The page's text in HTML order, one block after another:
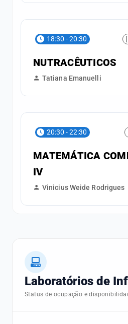
18:30 - 20:30
NUTRACÊUTICOS
Tatiana Emanuelli
20:30 - 22:30
MATEMÁTICA
IV
Vinicius Weide Rodrigues
Laboratórios de
Status de ocupação e